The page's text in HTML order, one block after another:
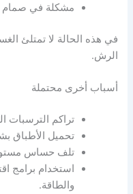
مشكلة في صمام
في هذه الحالة لا تمتلئ
الرش.
أسباب أخرى محتملة
تراكم الترسبات
تحميل الأطباق
تلف حساس
استخدام برامج
والطاقة.